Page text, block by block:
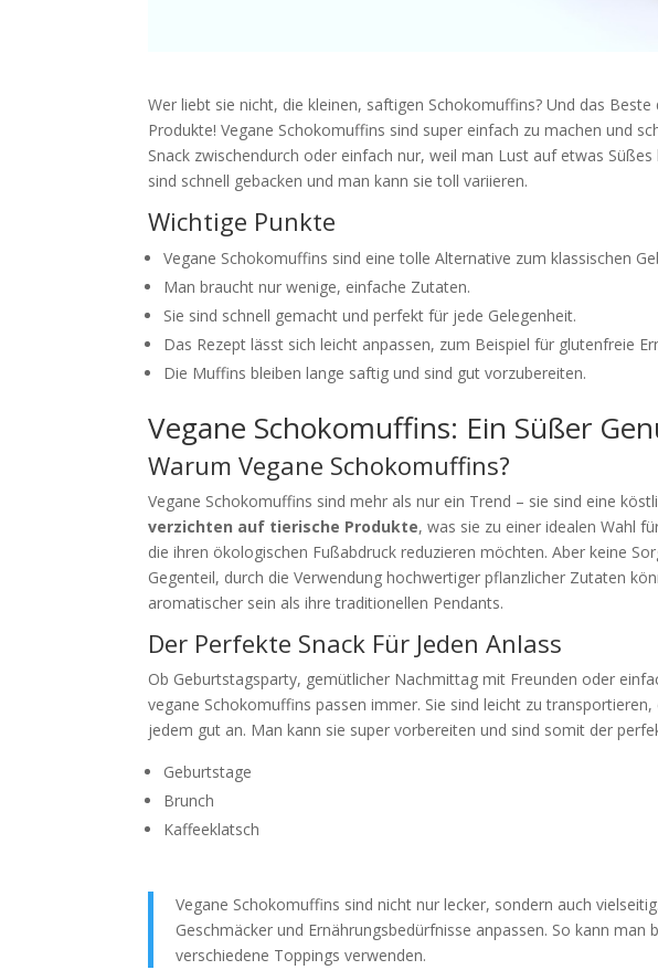
Wer liebt sie nicht, die kleinen, saftigen Schokomuffins? Und das
Produkte! Vegane Schokomuffins sind super einfach zu machen und
Snack zwischendurch oder einfach nur, weil man Lust auf etwas
sind schnell gebacken und man kann sie toll variieren.
Wichtige Punkte
Vegane Schokomuffins sind eine tolle Alternative zum klassischen
Man braucht nur wenige, einfache Zutaten.
Sie sind schnell gemacht und perfekt für jede Gelegenheit.
Das Rezept lässt sich leicht anpassen, zum Beispiel für glutenfreie
Die Muffins bleiben lange saftig und sind gut vorzubereiten.
Vegane Schokomuffins: Ein Süßer
Warum Vegane Schokomuffins?
Vegane Schokomuffins sind mehr als nur ein Trend – sie sind eine
verzichten auf tierische Produkte, was sie zu einer idealen Wahl
die ihren ökologischen Fußabdruck reduzieren möchten. Aber keine
Gegenteil, durch die Verwendung hochwertiger pflanzlicher Zutaten
aromatischer sein als ihre traditionellen Pendants.
Der Perfekte Snack Für Jeden Anlass
Ob Geburtstagsparty, gemütlicher Nachmittag mit Freunden oder
vegane Schokomuffins passen immer. Sie sind leicht zu
jedem gut an. Man kann sie super vorbereiten und sind somit der
Geburtstage
Brunch
Kaffeeklatsch
Vegane Schokomuffins sind nicht nur lecker, sondern auch
Geschmäcker und Ernährungsbedürfnisse anpassen. So kann
verschiedene Toppings verwenden.